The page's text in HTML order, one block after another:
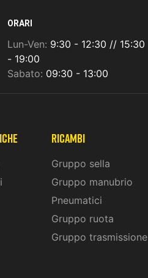
ORARI
Lun-Ven: 9:30 - 12:30 // 15:30
- 19:00
Sabato: 09:30 - 13:00
ricambi
Gruppo sella
Gruppo manubrio
Pneumatici
Gruppo ruota
Gruppo trasmissione